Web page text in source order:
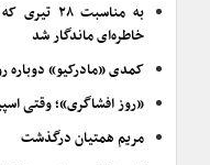
به
خاطره‌ای ماندگار شد
کمدی «مادرکیو»
«روز افشاگری»؛ وقتی
مریم همتیان درگذشت